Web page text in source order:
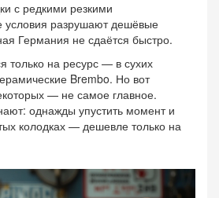
с редкими резкими
условия разрушают дешёвые
Германия не сдаётся быстро.
только на ресурс — в сухих
Brembo. Но вот
— не самое главное.
однажды упустить момент и
колодках — дешевле только на